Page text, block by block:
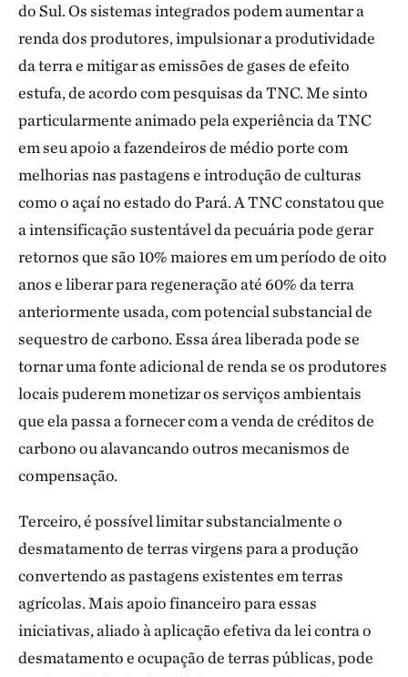
do Sul. Os sistemas integrados podem aumentar a
renda dos produtores, impulsionar a produtividade
da terra e mitigar as emissões de gases de efeito
estufa, de acordo com pesquisas da TNC. Me sinto
particularmente animado pela experiência da TNC
em seu apoio a fazendeiros de médio porte com
melhorias nas pastagens e introdução de culturas
como o açaí no estado do Pará. A TNC constatou que
a intensificação sustentável da pecuária pode gerar
retornos que são 10% maiores em um período de oito
anos e liberar para regeneração até 60% da terra
anteriormente usada, com potencial substancial de
sequestro de carbono. Essa área liberada pode se
tornar uma fonte adicional de renda se os produtores
locais puderem monetizar os serviços ambientais
que ela passa a fornecer com a venda de créditos de
carbono ou alavancando outros mecanismos de
compensação.
Terceiro, é possível limitar substancialmente o
desmatamento de terras virgens para a produção
convertendo as pastagens existentes em terras
agrícolas. Mais apoio financeiro para essas
iniciativas, aliado à aplicação efetiva da lei contra o
desmatamento e ocupação de terras públicas, pode